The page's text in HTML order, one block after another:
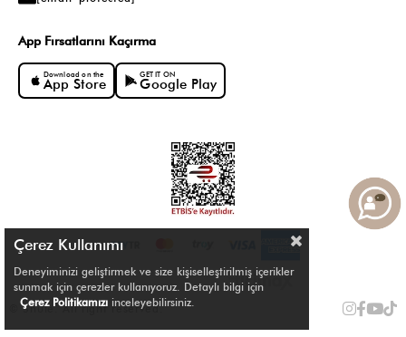
App Fırsatlarını Kaçırma
Download on the
App Store
GET IT ON
Google Play
© Shule. All right reserved.
Çerez Kullanımı
Deneyiminizi geliştirmek ve size kişiselleştirilmiş içerikler
sunmak için çerezler kullanıyoruz. Detaylı bilgi için
Çerez Politikamızı inceleyebilirsiniz.